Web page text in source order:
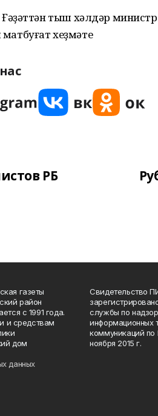
Ғәҙәттән тыш хәлдәр
хеҙмәте
РБ
газеты
район
с 1991 года.
и средствам
дом
данных
Свидетельство
службы по
информационных
коммуникаций по
ноября 2015 г.